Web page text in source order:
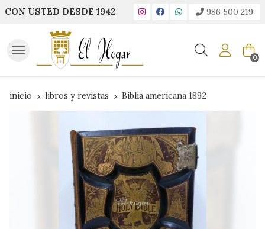
CON USTED DESDE 1942 986 500 219
Buscar 0
inicio libros y revistas Biblia americana 1892